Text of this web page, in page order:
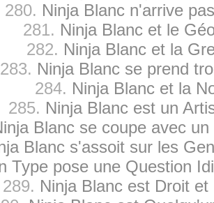
280. Ninja Blanc n'arrive
281. Ninja Blanc et le
282. Ninja Blanc et la
283. Ninja Blanc se prend
284. Ninja Blanc et la
285. Ninja Blanc est un
Blanc se coupe avec
Blanc s'assoit sur les
Type pose une Question
289. Ninja Blanc est Droit et